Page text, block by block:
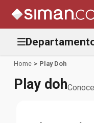
Play Doh
Play doh